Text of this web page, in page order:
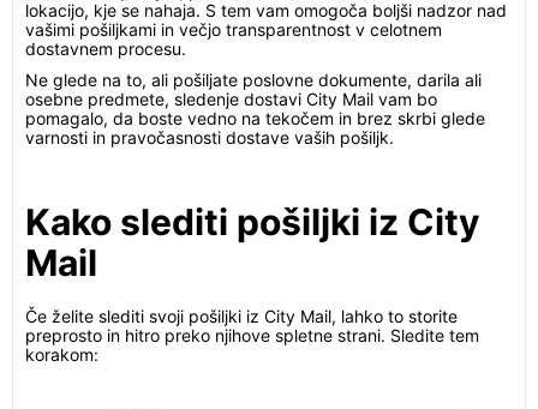
lokacijo, kje se nahaja. S tem vam omogoča boljši nadzor nad
vašimi pošiljkami in večjo transparentnost v celotnem
dostavnem procesu.
Ne glede na to, ali pošiljate poslovne dokumente, darila ali
osebne predmete, sledenje dostavi City Mail vam bo
pomagalo, da boste vedno na tekočem in brez skrbi glede
varnosti in pravočasnosti dostave vaših pošiljk.
Kako slediti pošiljki iz City
Mail
Če želite slediti svoji pošiljki iz City Mail, lahko to storite
preprosto in hitro preko njihove spletne strani. Sledite tem
korakom: